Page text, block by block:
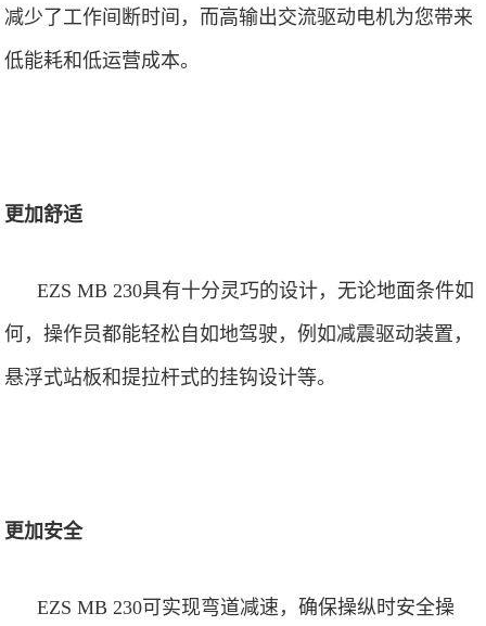
减少了工作间断时间，而高输出交流驱动电机为您带来
低能耗和低运营成本。
更加舒适
EZS MB 230具有十分灵巧的设计，无论地面条件如
何，操作员都能轻松自如地驾驶，例如减震驱动装置，
悬浮式站板和提拉杆式的挂钩设计等。
更加安全
EZS MB 230可实现弯道减速，确保操纵时安全操